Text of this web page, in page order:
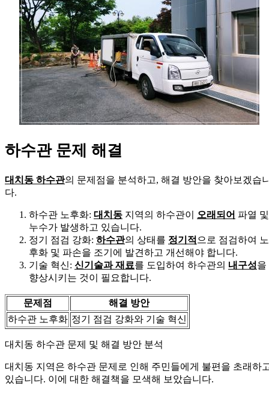
하수관 문제 해결
대치동 하수관의 문제점을 분석하고, 해결 방안을 찾아보겠습
다.
하수관 노후화: 대치동 지역의 하수관이 오래되어 파열 및
누수가 발생하고 있습니다.
정기 점검 강화: 하수관의 상태를 정기적 으로 점검하여 노
후화 및 파손을 조기에 발견하고 개선해야 합니다.
기술 혁신: 신기술과 재료를 도입하여 하수관의 내구성을
향상시키는 것이 필요합니다.
문제점
해결 방안
하수관 노후화 정기 점검 강화와 기술 혁신
대치동 하수관 문제 및 해결 방안 분석
대치동 지역은 하수관 문제로 인해 주민들에게 불편을 초래하
있습니다. 이에 대한 해결책을 모색해 보았습니다.